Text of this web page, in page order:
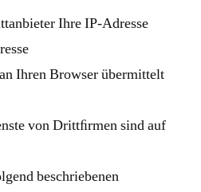
Ihre IP-Adresse
Ihren Browser übermittelt
von Drittﬁrmen sind auf
beschriebenen